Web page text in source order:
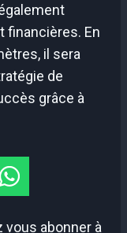
financières. En
il sera
de
grâce à
vous abonner à